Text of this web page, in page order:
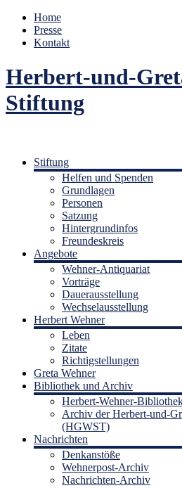
Home
Presse
Kontakt
Herbert-und-
Stiftung
Stiftung
Helfen und Spenden
Grundlagen
Personen
Satzung
Hintergrundinfos
Freundeskreis
Angebote
Wehner-Antiquariat
Vorträge
Dauerausstellung
Wechselausstellung
Herbert Wehner
Leben
Zitate
Richtigstellungen
Greta Wehner
Bibliothek und Archiv
Herbert-Wehner-
Archiv der Herbert-und-
(HGWST)
Nachrichten
Denkanstöße
Wehnerpost-Archiv
Nachrichten-Archiv